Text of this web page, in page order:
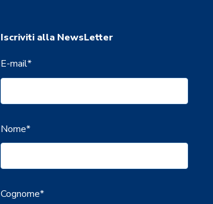
Iscriviti alla NewsLetter
E-mail*
Nome*
Cognome*